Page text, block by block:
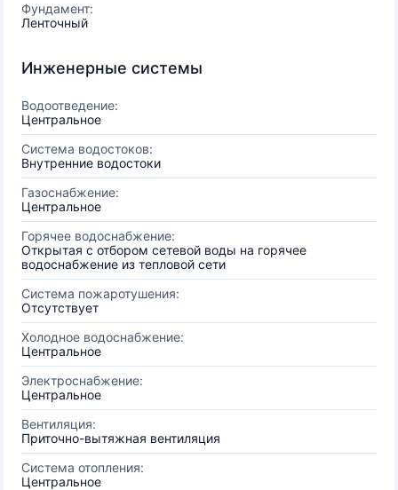
Фундамент:
Ленточный
Инженерные системы
Водоотведение:
Центральное
Система водостоков:
Внутренние водостоки
Газоснабжение:
Центральное
Горячее водоснабжение:
Открытая с отбором сетевой воды на горячее
водоснабжение из тепловой сети
Система пожаротушения:
Отсутствует
Холодное водоснабжение:
Центральное
Электроснабжение:
Центральное
Вентиляция:
Приточно-вытяжная вентиляция
Система отопления:
Центральное